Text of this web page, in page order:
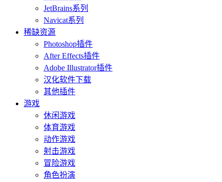
JetBrains系列
Navicat系列
稀缺资源
Photoshop插件
After Effects插件
Adobe Illustrator插件
汉化软件下载
其他插件
游戏
休闲游戏
体育游戏
动作游戏
射击游戏
冒险游戏
角色扮演